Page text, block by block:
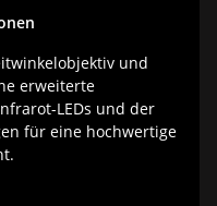
und
erweiterte
LEDs und der
für eine hochwertige